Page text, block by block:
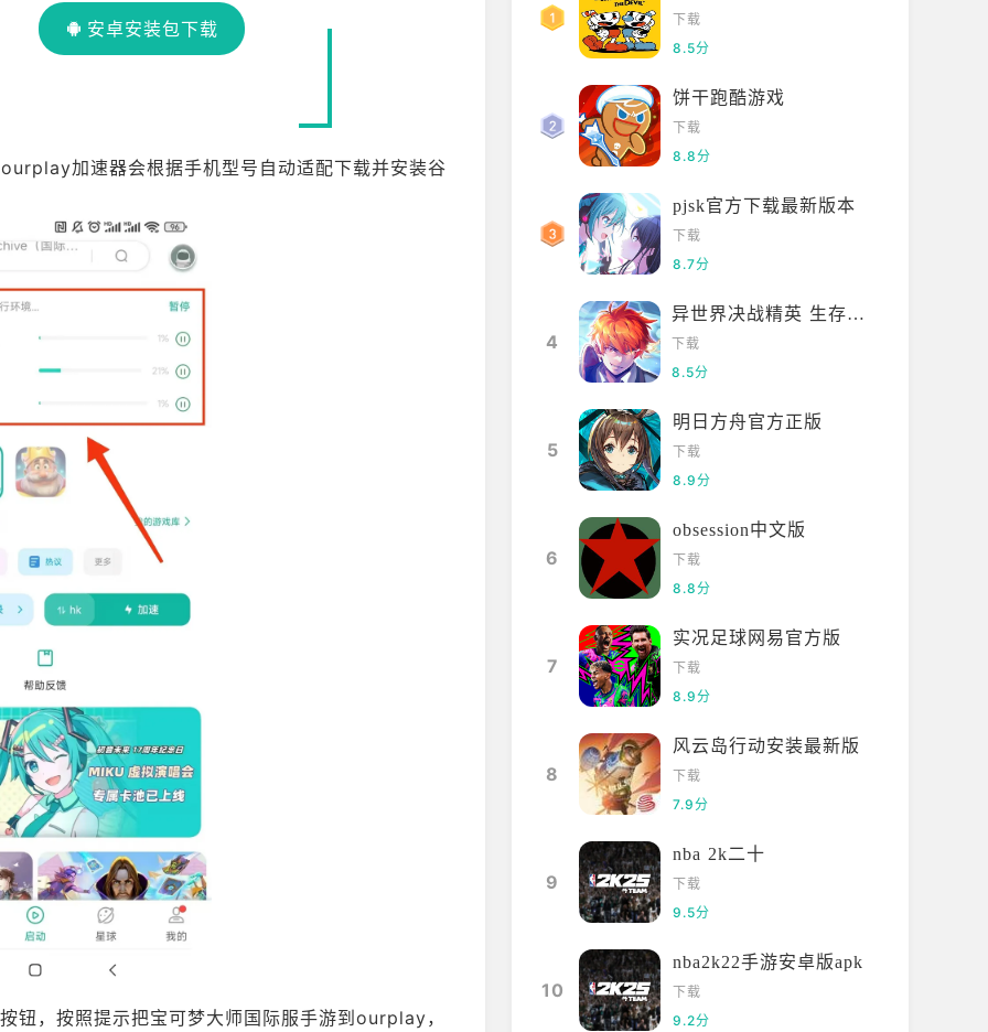
安卓安装包下载
加速器会根据手机型号自动适配下载并安装谷
钮，按照提示把宝可梦大师国际服手游到ourplay，
下载
8.5分
饼干跑酷游戏
下载
8.8分
pjsk官方下载最新版本
下载
8.7分
4
异世界决战精英 生存安装手机版
下载
8.5分
5
明日方舟官方正版
下载
8.9分
6
obsession中文版
下载
8.8分
7
实况足球网易官方版
下载
8.9分
8
风云岛行动安装最新版
下载
7.9分
9
nba 2k二十
下载
9.5分
10
nba2k22手游安卓版apk
下载
9.2分